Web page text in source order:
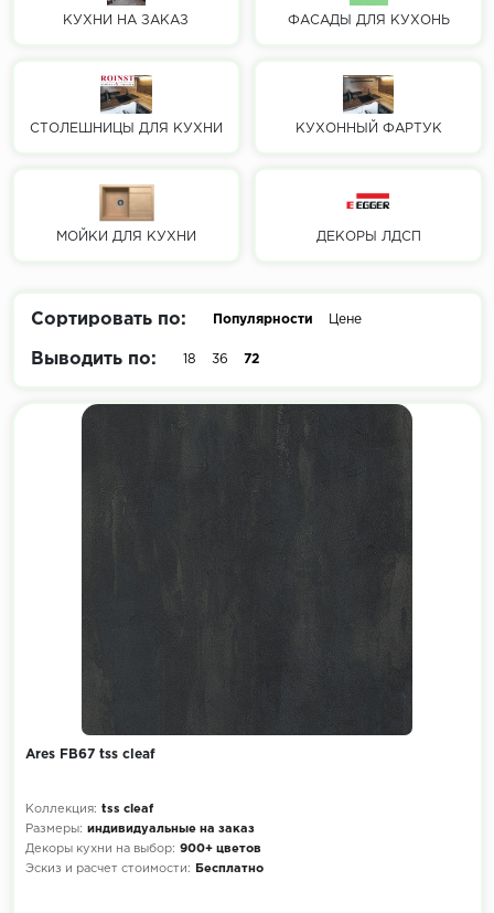
КУХНИ НА ЗАКАЗ ФАСАДЫ ДЛЯ КУХОНЬ
СТОЛЕШНИЦЫ ДЛЯ КУХНИ КУХОННЫЙ ФАРТУК
МОЙКИ ДЛЯ КУХНИ ДЕКОРЫ ЛДСП
Сортировать по: Популярности Цене
Выводить по: 18 36 72
Ares FB67 tss cleaf
Коллекция: tss cleaf
Размеры: индивидуальные на заказ
Декоры кухни на выбор: 900+ цветов
Эскиз и расчет стоимости:
Бесплатно